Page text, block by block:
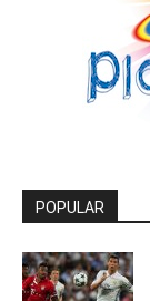
POPULAR